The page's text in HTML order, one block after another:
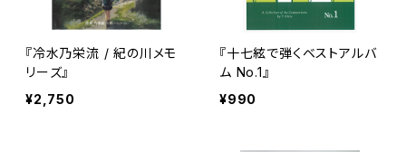
『冷水乃栄流 / 紀の川メモ
リーズ』
¥2,750
『十七絃で弾くベストアルバ
ム No.1』
¥990